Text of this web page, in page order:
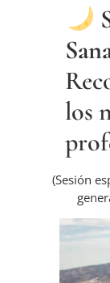
los
(Sesión